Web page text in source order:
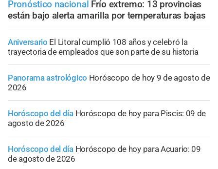
Pronóstico nacional Frío extremo: 13 provincias
están bajo alerta amarilla por temperaturas bajas
Aniversario El Litoral cumplió 108 años y celebró la
trayectoria de empleados que son parte de su historia
Panorama astrológico Horóscopo de hoy 9 de agosto de
2026
Horóscopo del día Horóscopo de hoy para Piscis: 09 de
agosto de 2026
Horóscopo del día Horóscopo de hoy para Acuario: 09
de agosto de 2026